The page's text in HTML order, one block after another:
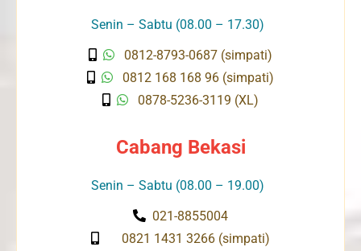
Senin – Sabtu (08.00 – 17.30)
0812-8793-0687 (simpati)
0812 168 168 96 (simpati)
0878-5236-3119 (XL)
Cabang Bekasi
Senin – Sabtu (08.00 – 19.00)
021-8855004
0821 1431 3266 (simpati)